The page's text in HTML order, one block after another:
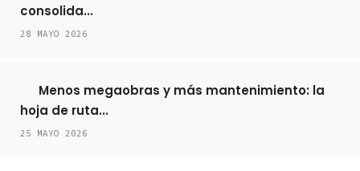
consolida...
28 MAYO 2026
Menos megaobras y más mantenimiento: la
hoja de ruta...
25 MAYO 2026